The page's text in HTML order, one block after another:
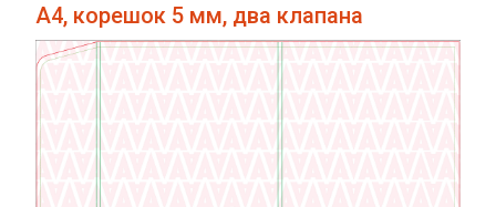
А4, корешок 5 мм, два клапана